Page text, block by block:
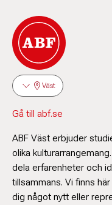
Väst
Gå till abf.se
ABF Väst erbjuder
olika
dela erfarenheter och
tillsammans. Vi finns
dig något nytt eller